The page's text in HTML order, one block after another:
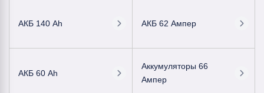
АКБ 140 Ah АКБ 62 Ампер
АКБ 60 Ah
Аккумуляторы 66
Ампер